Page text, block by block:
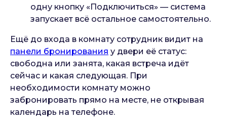
одну кнопку «Подключиться» — система
запускает всё остальное самостоятельно.
Ещё до входа в комнату сотрудник видит на
панели бронирования у двери её статус:
свободна или занята, какая встреча идёт
сейчас и какая следующая. При
необходимости комнату можно
забронировать прямо на месте, не открывая
календарь на телефоне.